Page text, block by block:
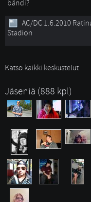
bändi?
AC/DC 1.6.2010
Stadion
Katso kaikki keskustelut
Jäseniä (888 kpl)